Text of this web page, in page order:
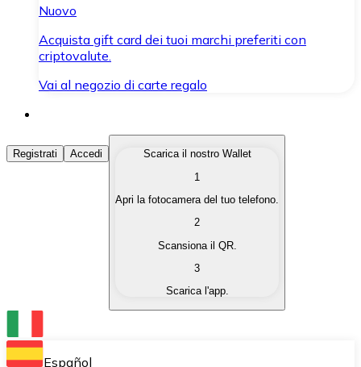
Nuovo
Acquista gift card dei tuoi marchi preferiti con
criptovalute.
Vai al negozio di carte regalo
Acquista Criptovalute
Acquista le criptovalute che ti interessano in modo
Converti le tue criptovalute in valuta fiat quando ne
Scambia una criptovaluta con un'altra
Conserva le tue cripto in un Wallet self-custodial.
Registrati Accedi
Scarica il nostro Wallet
1
Apri la fotocamera del tuo telefono.
2
Scansiona il QR.
3
Scarica l'app.
Español